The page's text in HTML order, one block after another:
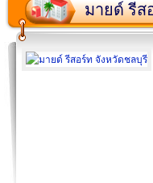
มายด์ รีส